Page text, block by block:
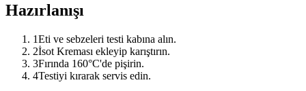
Hazırlanışı
1Eti ve sebzeleri testi kabına alın.
2İsot Kreması ekleyip karıştırın.
3Fırında 160°C'de pişirin.
4Testiyi kırarak servis edin.